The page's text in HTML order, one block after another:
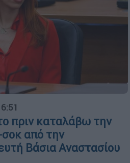
πριν καταλάβω την
από την
Βάσια Αναστασίου